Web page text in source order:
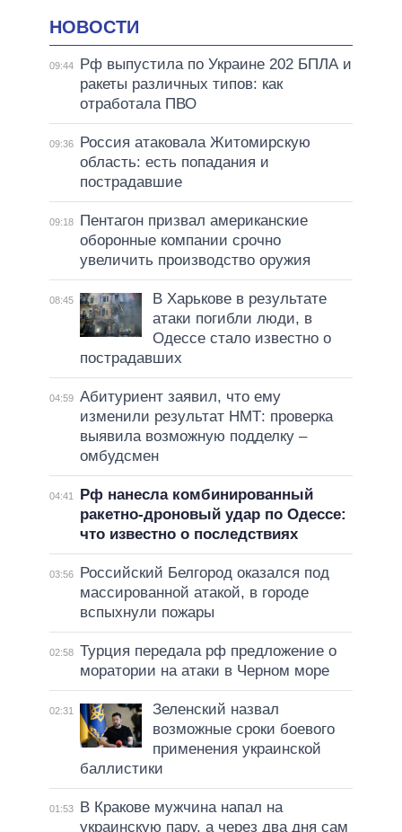
НОВОСТИ
09:44
Рф выпустила по Украине 202 БПЛА и
ракеты различных типов: как
отработала ПВО
09:36
Россия атаковала Житомирскую
область: есть попадания и
пострадавшие
09:18
Пентагон призвал американские
оборонные компании срочно
увеличить производство оружия
08:45
В Харькове в результате
атаки погибли люди, в
Одессе стало известно о
пострадавших
04:59 Абитуриент заявил, что ему
изменили результат НМТ: проверка
выявила возможную подделку –
омбудсмен
04:41
Рф нанесла комбинированный
ракетно-дроновый удар по Одессе:
что известно о последствиях
03:56
Российский Белгород оказался под
массированной атакой, в городе
вспыхнули пожары
02:58 Турция передала рф предложение о
моратории на атаки в Черном море
02:31
Зеленский назвал
возможные сроки боевого
применения украинской
баллистики
01:53
В Кракове мужчина напал на
украинскую пару, а через два дня сам